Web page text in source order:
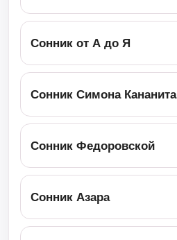
Сонник от А до Я
Сонник Симона Кананита
Сонник Федоровской
Сонник Азара